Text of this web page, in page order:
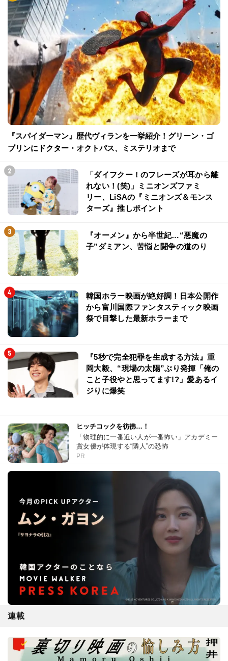
『スパイダーマン』歴代ヴィランを一挙紹介！グリーン・ゴ
ブリンにドクター・オクトパス、ミステリオまで
「ダイフクー！のフレーズが耳から離
れない！(笑)」ミニオンズファミ
リー、LiSAの『ミニオンズ＆モンス
ターズ』推しポイント
『オーメン』から半世紀…“悪魔の
子”ダミアン、苦悩と闘争の道のり
韓国ホラー映画が絶好調！日本公開作
から富川国際ファンタスティック映画
祭で目撃した最新ホラーまで
『5秒で完全犯罪を生成する方法』重
岡大毅、“現場の太陽”ぶり発揮「俺の
こと子役やと思ってます!?」愛あるイ
ジりに爆笑
ヒッチコックを彷彿…！
「物理的に一番近い人が一番怖い」アカデミー
賞女優が体現する“隣人”の恐怖
PR
連載